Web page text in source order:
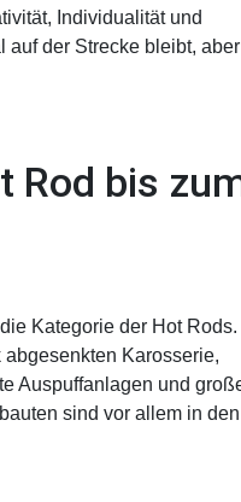
Individualität und
auf der Strecke bleibt, aber
Rod bis
Kategorie der Hot Rods.
Karosserie,
Auspuffanlagen und
sind vor allem in den